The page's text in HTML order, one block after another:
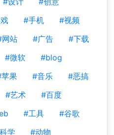
#手机
#视频
站 #广告
#下载
#微软
#blog
果 #音乐
#恶搞
#艺术
#百度
#工具
#谷歌
学
#动物